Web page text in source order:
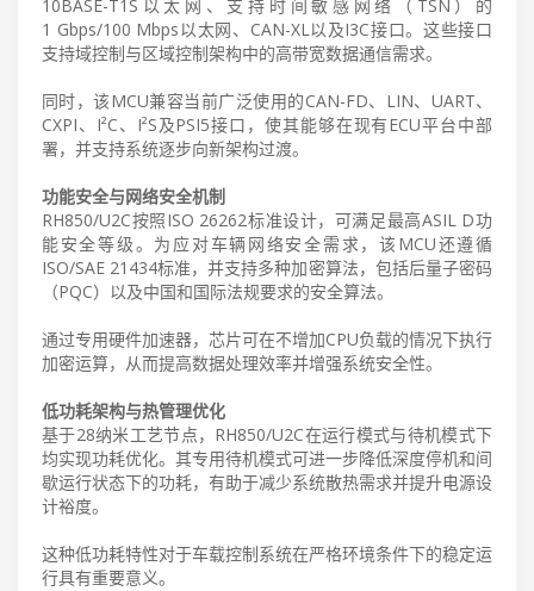
10BASE-T1S以太网、支持时间敏感网络（TSN）的
1 Gbps/100 Mbps以太网、CAN-XL以及I3C接口。这些接口
支持域控制与区域控制架构中的高带宽数据通信需求。
同时，该MCU兼容当前广泛使用的CAN-FD、LIN、UART、
CXPI、I²C、I²S及PSI5接口，使其能够在现有ECU平台中部
署，并支持系统逐步向新架构过渡。
功能安全与网络安全机制
RH850/U2C按照ISO 26262标准设计，可满足最高ASIL D功
能安全等级。为应对车辆网络安全需求，该MCU还遵循
ISO/SAE 21434标准，并支持多种加密算法，包括后量子密码
（PQC）以及中国和国际法规要求的安全算法。
通过专用硬件加速器，芯片可在不增加CPU负载的情况下执行
加密运算，从而提高数据处理效率并增强系统安全性。
低功耗架构与热管理优化
基于28纳米工艺节点，RH850/U2C在运行模式与待机模式下
均实现功耗优化。其专用待机模式可进一步降低深度停机和间
歇运行状态下的功耗，有助于减少系统散热需求并提升电源设
计裕度。
这种低功耗特性对于车载控制系统在严格环境条件下的稳定运
行具有重要意义。